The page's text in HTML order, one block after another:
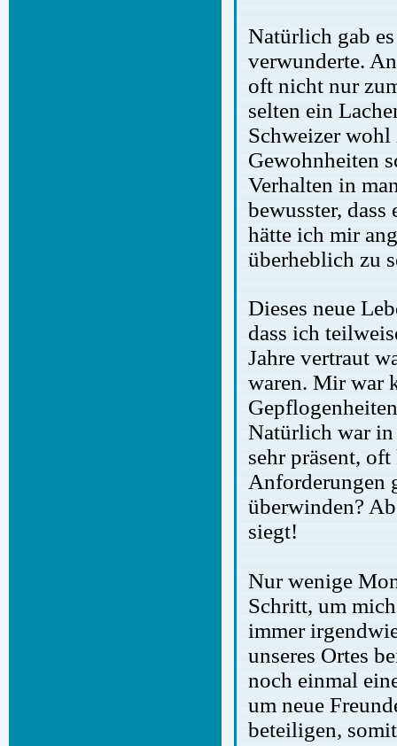
Natürlich gab
verwunderte.
oft nicht nur
selten ein
Schweizer wohl
Gewohnheiten
Verhalten in
bewusster,
hätte ich mir
überheblich zu
Dieses neue
dass ich
Jahre vertraut
waren. Mir war
Natürlich war in
sehr präsent,
Anforderungen
überwinden?
siegt!
Nur wenige
Schritt, um
immer
unseres Ortes
noch einmal
um neue
beteiligen,